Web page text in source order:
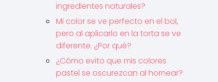
ingredientes naturales?
Mi color se ve perfecto en el bol,
pero al aplicarlo en la torta se ve
diferente. ¿Por qué?
¿Cómo evito que mis colores
pastel se oscurezcan al hornear?